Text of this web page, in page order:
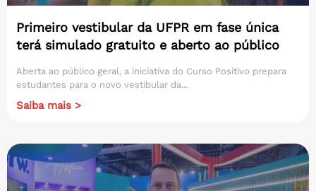
Primeiro vestibular da UFPR em fase única
terá simulado gratuito e aberto ao público
Aberta ao público geral, a iniciativa do Curso Positivo prepara
estudantes para o novo vestibular da...
Saiba mais >